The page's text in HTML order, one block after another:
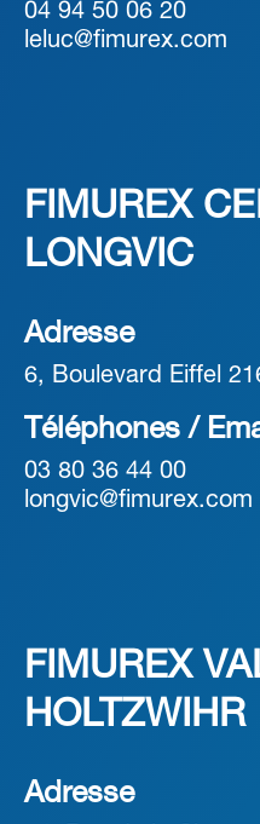
04 94 50 06 20
leluc@fimurex.com
FIMUREX
LONGVIC
Adresse
6, Boulevard Eiffel
Téléphones /
03 80 36 44 00
longvic@fimurex.com
FIMUREX
HOLTZWIHR
Adresse